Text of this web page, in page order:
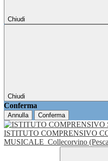
Chiudi
Chiudi
Conferma
Annulla Conferma
ISTITUTO COMPRENSIVO
MUSICALE Collecorvino